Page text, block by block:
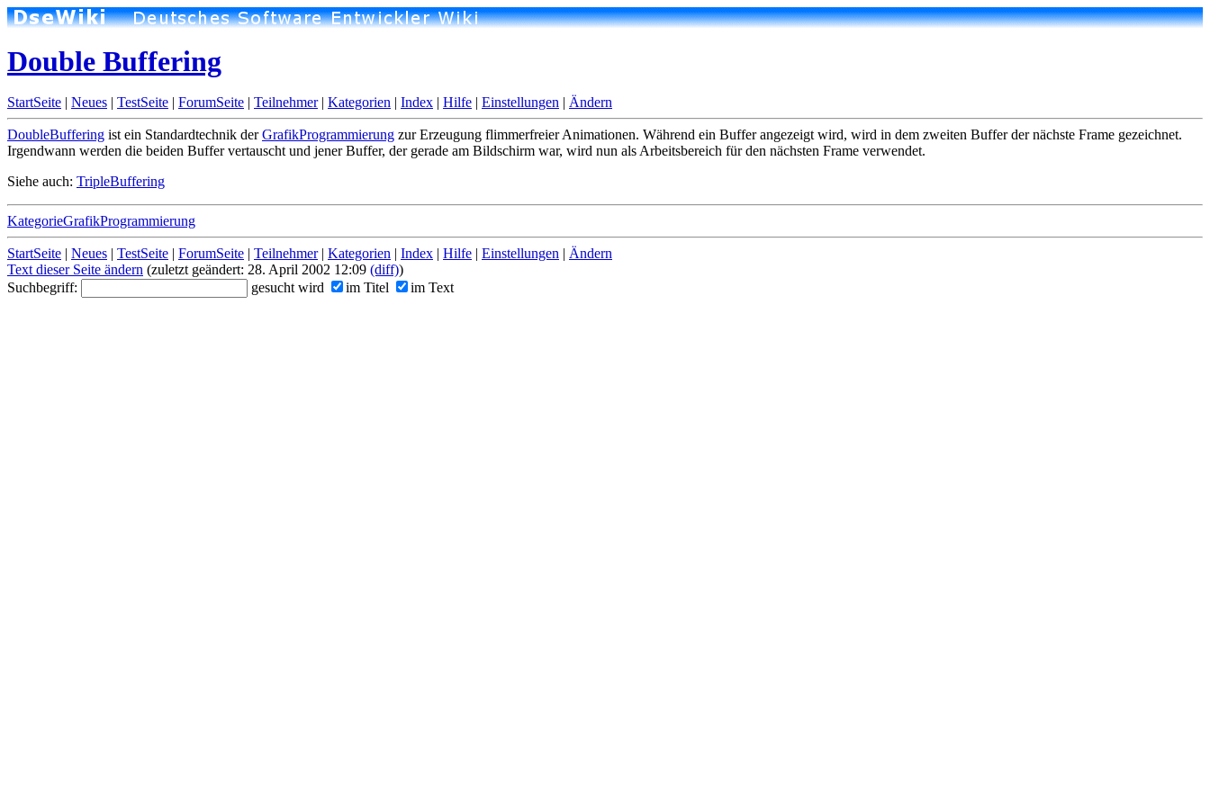
Double Buffering
StartSeite | Neues | TestSeite | ForumSeite | Teilnehmer| Kategorien | Index | Hilfe | Einstellungen | Ändern
DoubleBuffering ist ein Standardtechnik derGrafikProgrammierung zur Erzeugung flimmerfreier Animationen. Während ein Buffer angezeigt wird, wird in dem zweiten Buffer der nächste Frame gezeichnet.
Irgendwann werden die beiden Buffer vertauscht und jener Buffer, der gerade am Bildschirm war, wird nun als Arbeitsbereich für den nächsten Frame verwendet.
Siehe auch: TripleBuffering
KategorieGrafikProgrammierung
StartSeite | Neues | TestSeite | ForumSeite | Teilnehmer| Kategorien | Index | Hilfe | Einstellungen | Ändern
Text dieser Seite ändern (zuletzt geändert: 28. April 2002 12:09 (diff))
Suchbegriff:
gesucht wird im Titel im Text